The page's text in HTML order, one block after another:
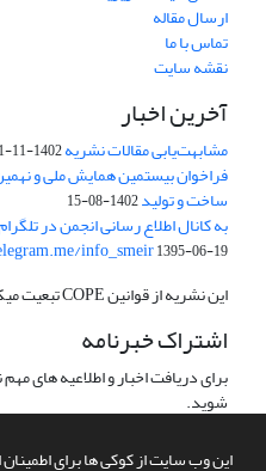
این وب سایت از کوکی ها برای اطمینان
ارسال مقاله
تماس با ما
نقشه سایت
آخرین اخبار
مشابهت‌یابی مقالات نشریه1402-11-01
فراخوان بیستمین همایش ملی و
ساخت و تولید1402-08-15
به کانال اطلاع رسانی انجمن در
info_smeir1395-06-19
این نشریه از قوانین COPE تبعیت میکند.
اشتراک خبرنامه
برای دریافت اخبار و اطلاعیه های
شوید.